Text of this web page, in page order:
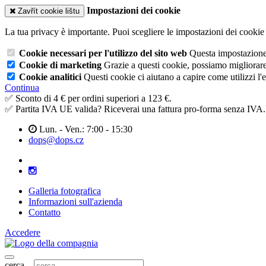
Zavřít cookie lištu Impostazioni dei cookie
La tua privacy è importante. Puoi scegliere le impostazioni dei
Cookie necessari per l'utilizzo del sito web Questa
Cookie di marketing Grazie a questi cookie, possiamo
Cookie analitici Questi cookie ci aiutano a capire come utilizzi
Continua
✅ Sconto di 4 € per ordini superiori a 123 €.
✅ Partita IVA UE valida? Riceverai una fattura pro-forma senza IVA.
Lun. - Ven.: 7:00 - 15:30
dops@dops.cz
Galleria fotografica
Informazioni sull'azienda
Contatto
Accedere